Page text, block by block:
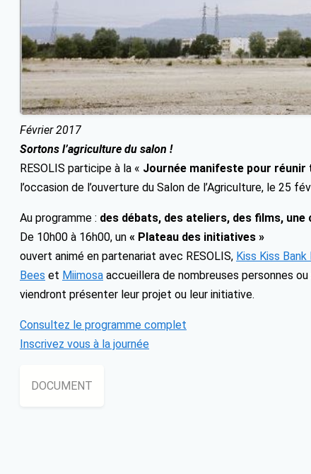
Février 2017
Sortons l’agriculture du salon !
RESOLIS participe à la « Journée manifeste pour
l’occasion de l’ouverture du Salon de l’Agriculture, le 25
Au programme : des débats, des ateliers, des films, une
De 10h00 à 16h00, un « Plateau des initiatives »
ouvert animé en partenariat avec RESOLIS, Kiss Kiss Bank
Bees et Miimosa accueillera de nombreuses personnes
viendront présenter leur projet ou leur initiative.
Consultez le programme complet
Inscrivez vous à la journée
DOCUMENT